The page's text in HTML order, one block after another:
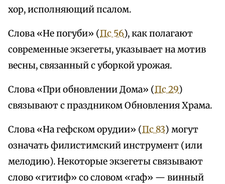
хор, исполняющий псалом.
Слова «Не погуби» (Пс 56), как полагают
современные экзегеты, указывает на мотив
весны, связанный с уборкой урожая.
Слова «При обновлении Дома» (Пс 29)
связывают с праздником Обновления Храма.
Слова «На гефском орудии» (Пс 83) могут
означать филистимский инструмент (или
мелодию). Некоторые экзегеты связывают
слово «гитиф» со словом «гаф» — винный